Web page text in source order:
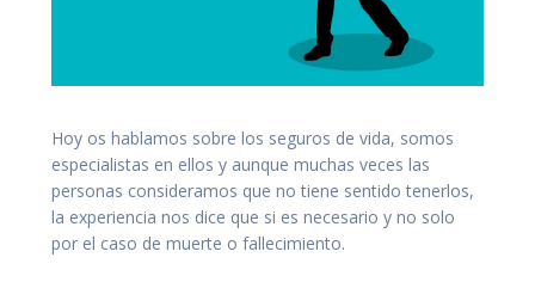
Hoy os hablamos sobre los seguros de vida, somos
especialistas en ellos y aunque muchas veces las
personas consideramos que no tiene sentido tenerlos,
la experiencia nos dice que si es necesario y no solo
por el caso de muerte o fallecimiento.